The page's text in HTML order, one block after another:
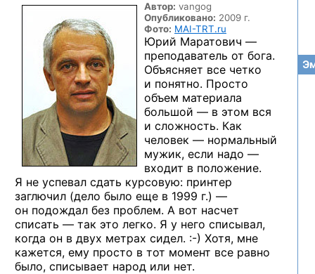
Автор: vangog
Опубликовано: 2009 г.
Фото: MAI-TRT.ru
Юрий Маратович —
преподаватель от бога.
Объясняет все четко
и понятно. Просто
объем материала
большой — в этом вся
и сложность. Как
человек — нормальный
мужик, если надо —
входит в положение.
Я не успевал сдать курсовую: принтер
заглючил (дело было еще в 1999 г.) —
он подождал без проблем. А вот насчет
списать — так это легко. Я у него списывал,
когда он в двух метрах сидел. :-) Хотя, мне
кажется, ему просто в тот момент все равно
было, списывает народ или нет.